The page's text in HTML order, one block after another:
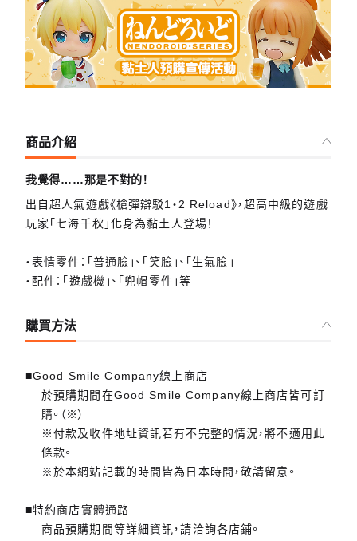
商品介紹
我覺得……那是不對的！
出自超人氣遊戲《槍彈辯駁1・2 Reload》，超高中級的遊戲
玩家「七海千秋」化身為黏土人登場！
・表情零件：「普通臉」、「笑臉」、「生氣臉」
・配件：「遊戲機」、「兜帽零件」等
購買方法
■Good Smile Company線上商店
於預購期間在Good Smile Company線上商店皆可訂
購。（※）
※付款及收件地址資訊若有不完整的情況，將不適用此
條款。
※於本網站記載的時間皆為日本時間，敬請留意。
■特約商店實體通路
商品預購期間等詳細資訊，請洽詢各店鋪。